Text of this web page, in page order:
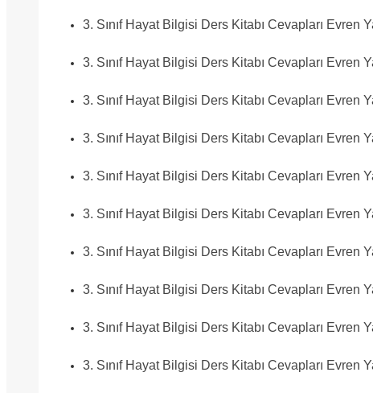
3. Sınıf Hayat Bilgisi Ders Kitabı Cevapları Evren
3. Sınıf Hayat Bilgisi Ders Kitabı Cevapları Evren
3. Sınıf Hayat Bilgisi Ders Kitabı Cevapları Evren
3. Sınıf Hayat Bilgisi Ders Kitabı Cevapları Evren
3. Sınıf Hayat Bilgisi Ders Kitabı Cevapları Evren
3. Sınıf Hayat Bilgisi Ders Kitabı Cevapları Evren
3. Sınıf Hayat Bilgisi Ders Kitabı Cevapları Evren
3. Sınıf Hayat Bilgisi Ders Kitabı Cevapları Evren
3. Sınıf Hayat Bilgisi Ders Kitabı Cevapları Evren
3. Sınıf Hayat Bilgisi Ders Kitabı Cevapları Evren